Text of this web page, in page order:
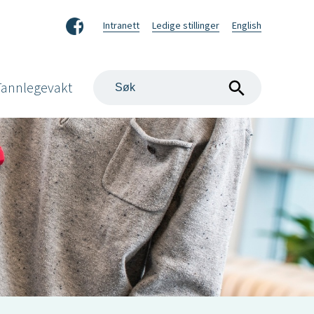
FacebookIntranett Ledige stillinger English